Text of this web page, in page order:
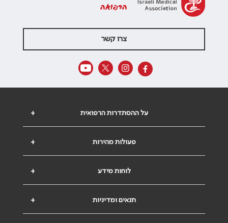
הרפואה
צרו קשר
+ על ההסתדרות הרפואית
+ פעולות מהירות
+ לוחות מידע
+ תנאים ומדיניות